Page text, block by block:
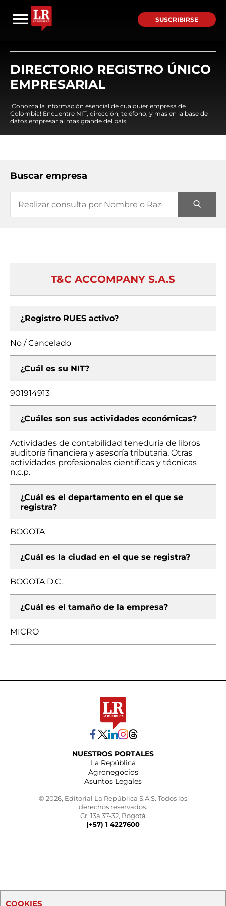
SUSCRIBIRSE
DIRECTORIO REGISTRO ÚNICO
EMPRESARIAL
¡Conozca la información esencial de cualquier empresa de
Colombia! Encuentre NIT, dirección, teléfono, y mas en la base de
datos empresarial mas grande del país.
Buscar empresa
T&C ACCOMPANY S.A.S
¿Registro RUES activo?
No / Cancelado
¿Cuál es su NIT?
901914913
¿Cuáles son sus actividades económicas?
Actividades de contabilidad teneduría de libros
auditoría financiera y asesoría tributaria, Otras
actividades profesionales científicas y técnicas
n.c.p.
¿Cuál es el departamento en el que se
registra?
BOGOTA
¿Cuál es la ciudad en el que se registra?
BOGOTA D.C.
¿Cuál es el tamaño de la empresa?
MICRO
NUESTROS PORTALES
La República
Agronegocios
Asuntos Legales
© 2026, Editorial La República S.A.S. Todos los
derechos reservados.
Cr. 13a 37-32, Bogotá
(+57) 1 4227600
COOKIES